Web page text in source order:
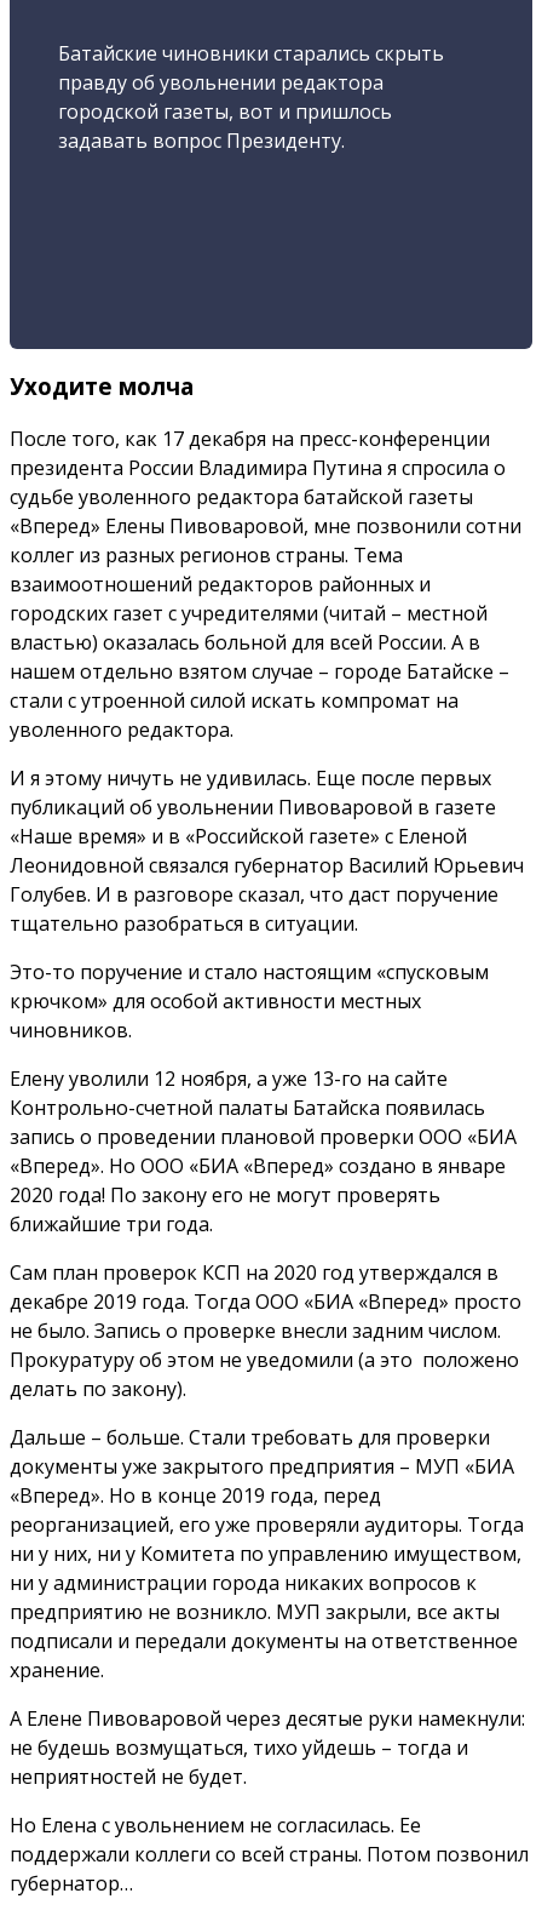
Батайские чиновники старались скрыть
правду об увольнении редактора
городской газеты, вот и пришлось
задавать вопрос Президенту.
Уходите молча
После того, как 17 декабря на пресс-конференции
президента России Владимира Путина я спросила о
судьбе уволенного редактора батайской газеты
«Вперед» Елены Пивоваровой, мне позвонили сотни
коллег из разных регионов страны. Тема
взаимоотношений редакторов районных и
городских газет с учредителями (читай – местной
властью) оказалась больной для всей России. А в
нашем отдельно взятом случае – городе Батайске –
стали с утроенной силой искать компромат на
уволенного редактора.
И я этому ничуть не удивилась. Еще после первых
публикаций об увольнении Пивоваровой в газете
«Наше время» и в «Российской газете» с Еленой
Леонидовной связался губернатор Василий Юрьевич
Голубев. И в разговоре сказал, что даст поручение
тщательно разобраться в ситуации.
Это-то поручение и стало настоящим «спусковым
крючком» для особой активности местных
чиновников.
Елену уволили 12 ноября, а уже 13-го на сайте
Контрольно-счетной палаты Батайска появилась
запись о проведении плановой проверки ООО «БИА
«Вперед». Но ООО «БИА «Вперед» создано в январе
2020 года! По закону его не могут проверять
ближайшие три года.
Сам план проверок КСП на 2020 год утверждался в
декабре 2019 года. Тогда ООО «БИА «Вперед» просто
не было. Запись о проверке внесли задним числом.
Прокуратуру об этом не уведомили (а это положено
делать по закону).
Дальше – больше. Стали требовать для проверки
документы уже закрытого предприятия – МУП «БИА
«Вперед». Но в конце 2019 года, перед
реорганизацией, его уже проверяли аудиторы. Тогда
ни у них, ни у Комитета по управлению имуществом,
ни у администрации города никаких вопросов к
предприятию не возникло. МУП закрыли, все акты
подписали и передали документы на ответственное
хранение.
А Елене Пивоваровой через десятые руки намекнули:
не будешь возмущаться, тихо уйдешь – тогда и
неприятностей не будет.
Но Елена с увольнением не согласилась. Ее
поддержали коллеги со всей страны. Потом позвонил
губернатор…